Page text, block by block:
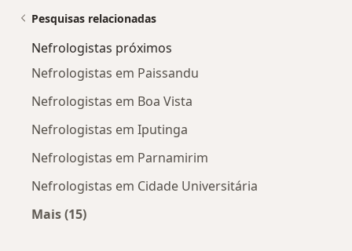
Pesquisas relacionadas
Nefrologistas próximos
Nefrologistas em Paissandu
Nefrologistas em Boa Vista
Nefrologistas em Iputinga
Nefrologistas em Parnamirim
Nefrologistas em Cidade Universitária
Mais (15)